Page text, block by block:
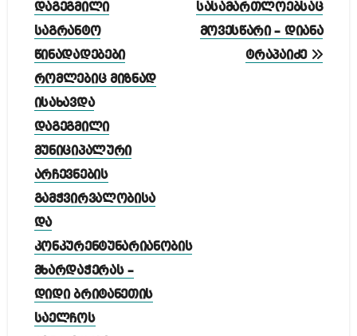
დაგეგმილი
საგრანტო
წინადადებები
რომლებიც მიზნად
ისახავდა
დაგეგმილი
მუნიციპალური
არჩევნების
გამჭვირვალობისა
და
კონკურენტუნარიანობის
მხარდაჭერას –
დიდი ბრიტანეთის
საელჩოს
სასამართლოებსაც
მოვესწარი – დიანა
ტრაპაიძე